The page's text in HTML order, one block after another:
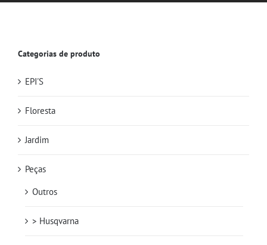
Categorias de produto
EPI'S
Floresta
Jardim
Peças
Outros
> Husqvarna